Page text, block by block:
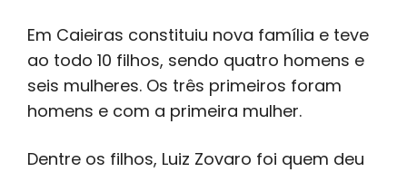
Em Caieiras constituiu nova família e teve
ao todo 10 filhos, sendo quatro homens e
seis mulheres. Os três primeiros foram
homens e com a primeira mulher.
Dentre os filhos, Luiz Zovaro foi quem deu